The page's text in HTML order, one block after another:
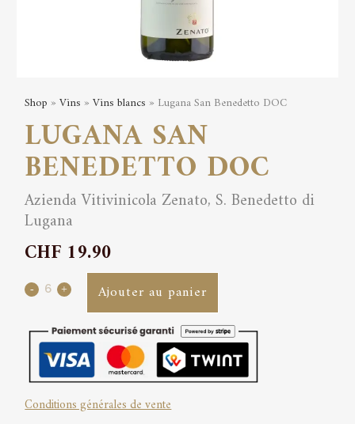
Shop »Vins »Vins blancs » Lugana San Benedetto DOC
LUGANA SAN
BENEDETTO DOC
Azienda Vitivinicola Zenato, S. Benedetto di
Lugana
CHF 19.90
Lugana
Benedetto
DOC
quantity
Ajouter au panier
Conditions générales de vente